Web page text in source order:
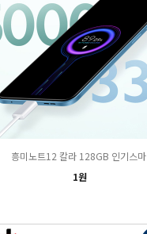
흥미노트12 칼라 128GB 인기스마
1원